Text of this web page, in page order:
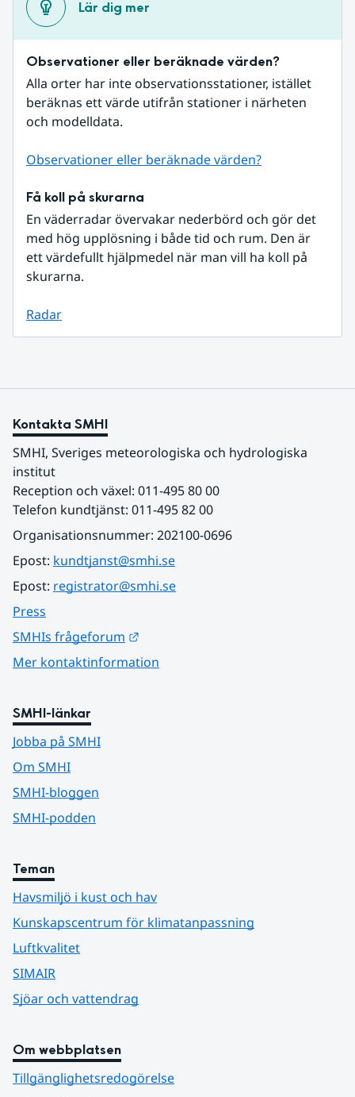
Lär dig mer
Observationer eller beräknade värden?
Alla orter har inte observationsstationer, istället
beräknas ett värde utifrån stationer i närheten
och modelldata.
Observationer eller beräknade värden?
Få koll på skurarna
En väderradar övervakar nederbörd och gör det
med hög upplösning i både tid och rum. Den är
ett värdefullt hjälpmedel när man vill ha koll på
skurarna.
Radar
Kontakta SMHI
SMHI, Sveriges meteorologiska och hydrologiska
institut
Reception och växel: 011-495 80 00
Telefon kundtjänst: 011-495 82 00
Organisationsnummer: 202100-0696
Epost: kundtjanst@smhi.se
Epost: registrator@smhi.se
Press
SMHIs frågeforum
Mer kontaktinformation
SMHI-länkar
Jobba på SMHI
Om SMHI
SMHI-bloggen
SMHI-podden
Teman
Havsmiljö i kust och hav
Kunskapscentrum för klimatanpassning
Luftkvalitet
SIMAIR
Sjöar och vattendrag
Om webbplatsen
Tillgänglighetsredogörelse